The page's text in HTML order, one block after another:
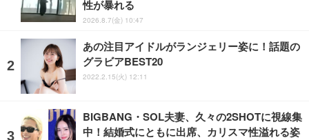
性が暴れる
2026.8.7(金) 10:47
あの注目アイドルがランジェリー姿に！話題の
グラビアBEST20
2022.2.15(火) 12:11
BIGBANG・SOL夫妻、久々の2SHOTに視線集
中！結婚式にともに出席、カリスマ性溢れる姿